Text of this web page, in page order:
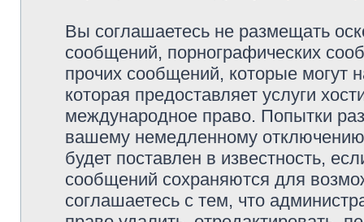
Вы соглашаетесь не размещать
сообщений, порнографических
прочих сообщений, которые могут
которая предоставляет услуги
международное право. Попытки
вашему немедленному
будет поставлен в известность,
сообщений сохраняются для
соглашаетесь с тем, что